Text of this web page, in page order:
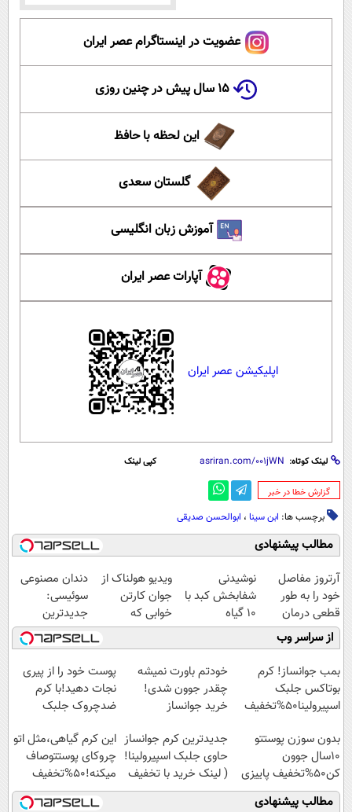
عضویت در اینستاگرام عصر ایران
۱۵ سال پیش در چنین روزی
این لحظه با حافظ
گلستان سعدی
آموزش زبان انگلیسی
آپارات عصر ایران
اپلیکیشن عصر ایران
لینک کوتاه: کپی لینک
‌گزارش خطا در خبر
برچسب ها: ابن سینا ، ابوالحسن صدیقی
مطالب پیشنهادی
آرتروز مفاصل
خود را به طور
قطعی درمان
کنید!
◗پرسش‌نامه◖
نوشیدنی
شفابخش کبد با
10 گیاه
موثر(تخفیف تا
امشب)
ویدیو هولناک از
جوان کارتن
خوابی که
میلیاردر شد.
آموزش رایگان
دندان مصنوعی
سوئیسی:
جدیدترین
فناوری اروپا،
سبک و مقاوم |
پرداخت قسطی
از سراسر وب
بمب جوانساز! کرم
بوتاکس جلبک
اسپیرولینا50%تخفیف
خودتم باورت نمیشه
چقدر جوون شدی!
خرید جوانساز
ویژه
پوست خود را از پیری
نجات دهید!با کرم
ضدچروک جلبک
بدون سوزن پوستتو
10سال جوون
کن50%تخفیف پاییزی
جدیدترین کرم جوانساز
حاوی جلبک اسپیرولینا!
( لینک خرید با تخفیف
ویژه)
این کرم گیاهی،مثل اتو
چروکای پوستتوصاف
میکنه!50%تخفیف
مطالب پیشنهادی